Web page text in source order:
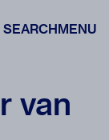
SEARCHMENU
van